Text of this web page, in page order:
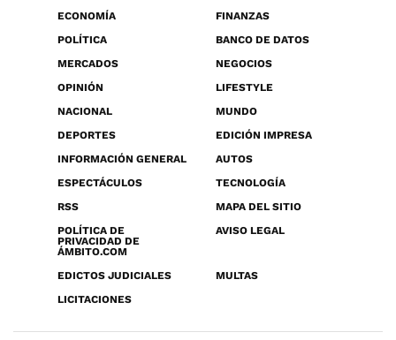
ECONOMÍA
FINANZAS
POLÍTICA
BANCO DE DATOS
MERCADOS
NEGOCIOS
OPINIÓN
LIFESTYLE
NACIONAL
MUNDO
DEPORTES
EDICIÓN IMPRESA
INFORMACIÓN GENERAL
AUTOS
ESPECTÁCULOS
TECNOLOGÍA
RSS
MAPA DEL SITIO
POLÍTICA DE
PRIVACIDAD DE
ÁMBITO.COM
AVISO LEGAL
EDICTOS JUDICIALES
MULTAS
LICITACIONES